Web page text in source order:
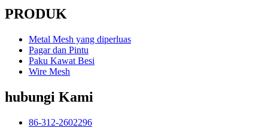
PRODUK
Metal Mesh yang diperluas
Pagar dan Pintu
Paku Kawat Besi
Wire Mesh
hubungi Kami
86-312-2602296